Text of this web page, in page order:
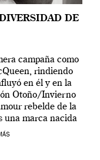
DE
campaña como
rindiendo
en él y en la
Otoño/Invierno
rebelde de la
una marca nacida
[…]